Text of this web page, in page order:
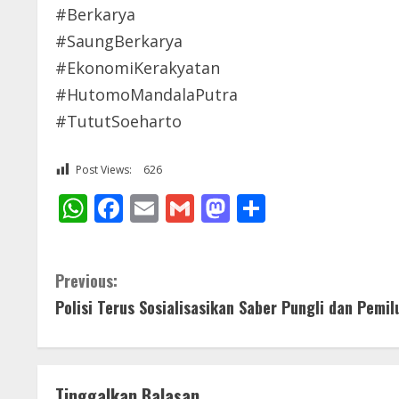
#Berkarya
#SaungBerkarya
#EkonomiKerakyatan
#HutomoMandalaPutra
#TututSoeharto
Post Views: 626
WhatsApp
Facebook
EmailGmailMastodon
C
o
n
Previous:
Polisi Terus Sosialisasikan Saber Pungli dan